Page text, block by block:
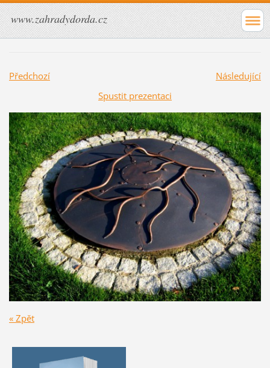
www.zahradydorda.cz
Předchozí
Následující
Spustit prezentaci
« Zpět